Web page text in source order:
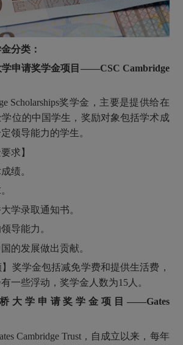
分类：
学申请奖学金项目——CSC Cambridge
Scholarships奖学金，主要是提供给在
位的中国学生，奖励对象包括学术成
领导能力的学生。
求】
绩。
录取通知书。
导能力。
发展做出贡献。
学金包括减免学费和提供生活费，
一些浮动，奖学金人数为15人。
大学申请奖学金项目——Gates
Cambridge Trust，自成立以来，每年